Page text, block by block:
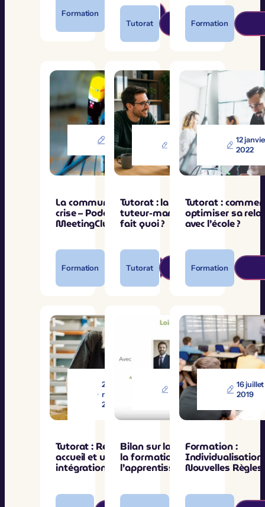
Formation
Tutorat Formation
4 mai 2022
La communication de
crise – Podcast – le
MeetingClub
Formation
30 mars
2022
Tutorat : la relation
tuteur-manager, qui
fait quoi ?
Tutorat
12
2022
Tutorat :
optimiser sa
avec l’école ?
Formation
29
novembre
2021
Tutorat : Réussir un
accueil et une
intégration de qualité
17 octobre
2019
Bilan sur la réforme de
la formation pro et de
l’apprentissage
16 juillet
2019
Formation :
Individualisation
Nouvelles Règles